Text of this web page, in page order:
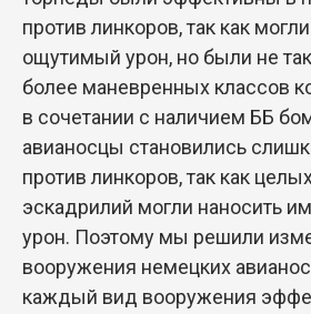
против линкоров, так как
ощутимый урон, но были не
более маневренных классов
в сочетании с наличием ББ
авианосцы становились
против линкоров, так как
эскадрилий могли наносить
урон. Поэтому мы решили
вооружения немецких
каждый вид вооружения